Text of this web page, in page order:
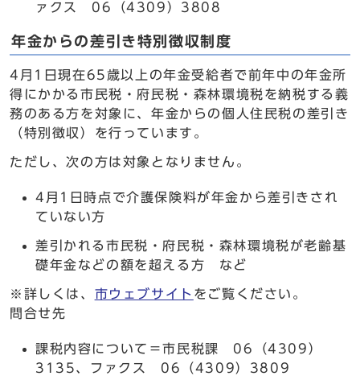
ァクス 06（4309）3808
年金からの差引き特別徴収制度
4月1日現在65歳以上の年金受給者で前年中の年金所
得にかかる市民税・府民税・森林環境税を納税する義
務のある方を対象に、年金からの個人住民税の差引き
（特別徴収）を行っています。
ただし、次の方は対象となりません。
4月1日時点で介護保険料が年金から差引きされ
ていない方
差引かれる市民税・府民税・森林環境税が老齢基
礎年金などの額を超える方 など
※詳しくは、 市ウェブサイト をご覧ください。
問合せ先
課税内容について＝市民税課 06（4309）
3135、ファクス 06（4309）3809